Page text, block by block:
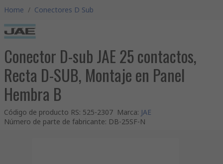
Home / Conectores D Sub
Conector D-sub JAE 25 contactos,
Recta D-SUB, Montaje en Panel
Hembra B
Código de producto RS: 525-2307 Marca: JAE
Número de parte de fabricante: DB-25SF-N